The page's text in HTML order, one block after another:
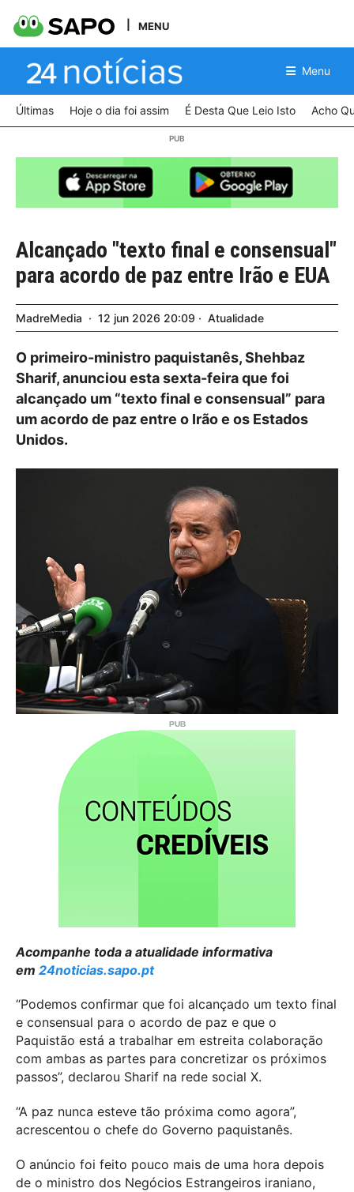
MENU
Menu
Últimas Hoje o dia foi assim É Desta Que Leio Isto Acho
Alcançado "texto final e consensual"
para acordo de paz entre Irão e EUA
MadreMedia 12 jun 2026 20:09 Atualidade
O primeiro-ministro paquistanês, Shehbaz
Sharif, anunciou esta sexta-feira que foi
alcançado um “texto final e consensual” para
um acordo de paz entre o Irão e os Estados
Unidos.
Acompanhe toda a atualidade informativa
em 24noticias.sapo.pt
“Podemos confirmar que foi alcançado um texto final
e consensual para o acordo de paz e que o
Paquistão está a trabalhar em estreita colaboração
com ambas as partes para concretizar os próximos
passos”, declarou Sharif na rede social X.
“A paz nunca esteve tão próxima como agora”,
acrescentou o chefe do Governo paquistanês.
O anúncio foi feito pouco mais de uma hora depois
de o ministro dos Negócios Estrangeiros iraniano,